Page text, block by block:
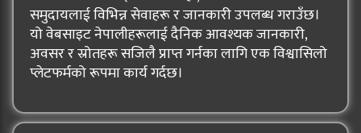
समुदायलाई विभिन्न सेवाहरू र जानकारी उपलब्ध गराउँछ।
यो वेबसाइट नेपालीहरूलाई दैनिक आवश्यक जानकारी,
अवसर र स्रोतहरू सजिलै प्राप्त गर्नका लागि एक विश्वासिलो
प्लेटफर्मको रूपमा कार्य गर्दछ।